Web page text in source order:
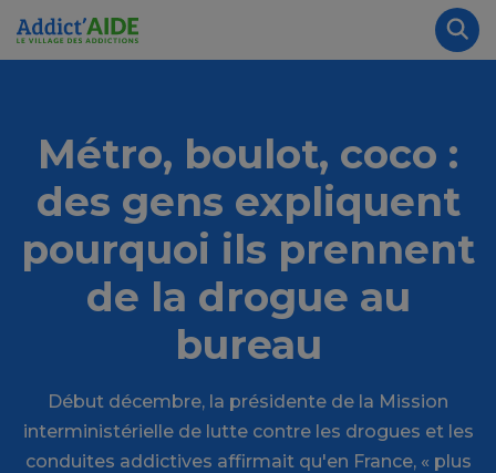
Aller au contenu principal
Métro, boulot, coco :
des gens expliquent
pourquoi ils prennent
de la drogue au
bureau
Début décembre, la présidente de la Mission
interministérielle de lutte contre les drogues et les
conduites addictives affirmait qu'en France, « plus
Panneau de gestion des cookies